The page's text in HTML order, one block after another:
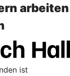
arbeiten
ist